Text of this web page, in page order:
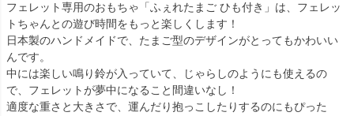
フェレット専用のおもちゃ「ふぇれたまご ひも付き」は、フェレッ
トちゃんとの遊び時間をもっと楽しくします！
日本製のハンドメイドで、たまご型のデザインがとってもかわいい
んです。
中には楽しい鳴り鈴が入っていて、じゃらしのようにも使えるの
で、フェレットが夢中になること間違いなし！
適度な重さと大きさで、運んだり抱っこしたりするのにもぴった